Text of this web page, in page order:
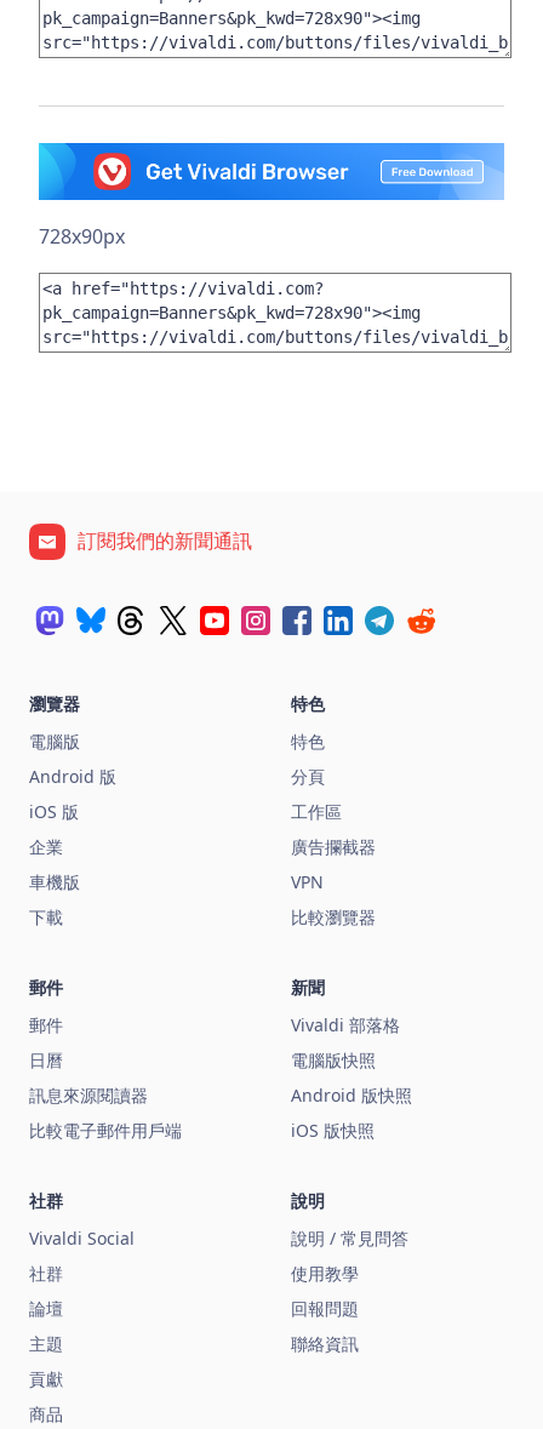
728x90px
訂閱我們的新聞通訊
瀏覽器
電腦版
Android 版
iOS 版
企業
車機版
下載
特色
特色
分頁
工作區
廣告攔截器
VPN
比較瀏覽器
郵件
郵件
日曆
訊息來源閱讀器
比較電子郵件用戶端
新聞
Vivaldi 部落格
電腦版快照
Android 版快照
iOS 版快照
社群
Vivaldi Social
社群
論壇
主題
貢獻
商品
說明
說明 / 常見問答
使用教學
回報問題
聯絡資訊